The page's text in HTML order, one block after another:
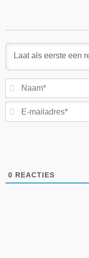
0 REACTIES